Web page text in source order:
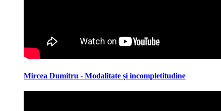
Mircea Dumitru - Modalitate și incompletitudine